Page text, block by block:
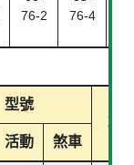
76-2
76-4
型號
軸
活動 煞車